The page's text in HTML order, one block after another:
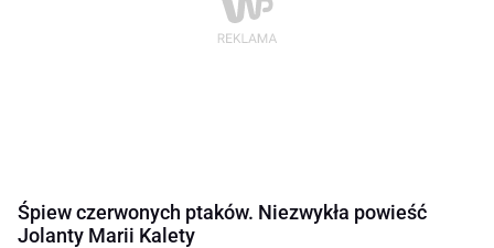
Śpiew czerwonych ptaków. Niezwykła powieść
Jolanty Marii Kalety